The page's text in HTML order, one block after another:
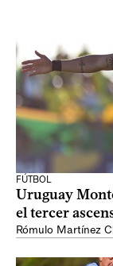
FÚTBOL
Uruguay
el tercer
Rómulo Martínez